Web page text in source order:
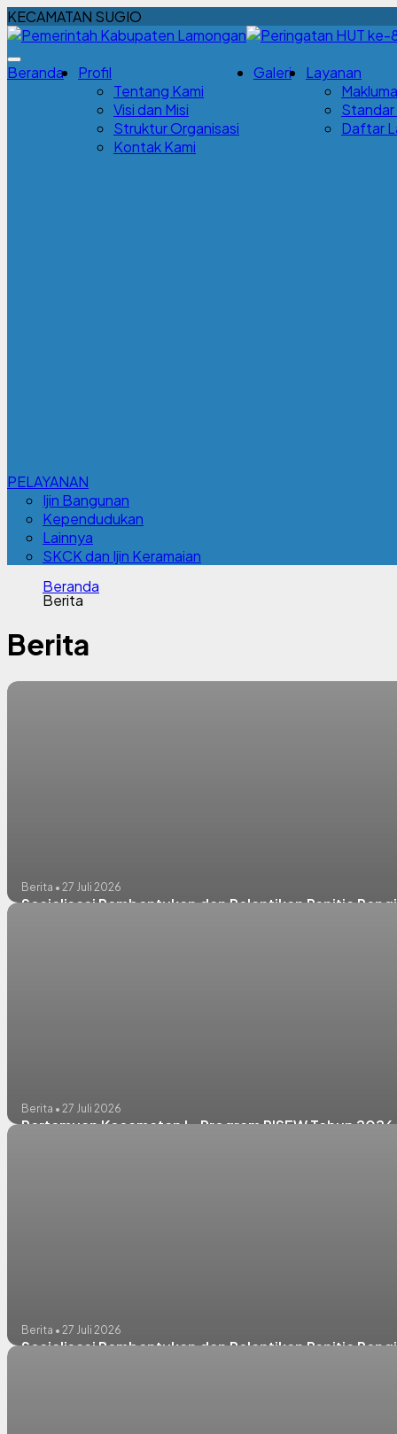
KECAMATAN SUGIO
Beranda
Profil
Tentang Kami
Visi dan Misi
Struktur Organisasi
Kontak Kami
Galeri
Layanan
Standar
Daftar
PELAYANAN
Ijin Bangunan
Kependudukan
Lainnya
SKCK dan Ijin Keramaian
Beranda
Berita
Berita
Berita • 27 Juli 2026
Sosialisasi Pembentukan dan Pelantikan Panitia
Berita • 27 Juli 2026
Pertemuan Kecamatan I - Program PISEW Tahun 2026
Berita • 27 Juli 2026
Sosialisasi Pembentukan dan Pelantikan Panitia